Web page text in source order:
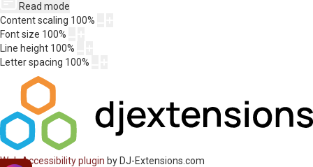
Read mode
Content scaling 100%
Font size 100%
Line height 100%
Letter spacing 100%
Web Accessibility plugin by DJ-Extensions.com